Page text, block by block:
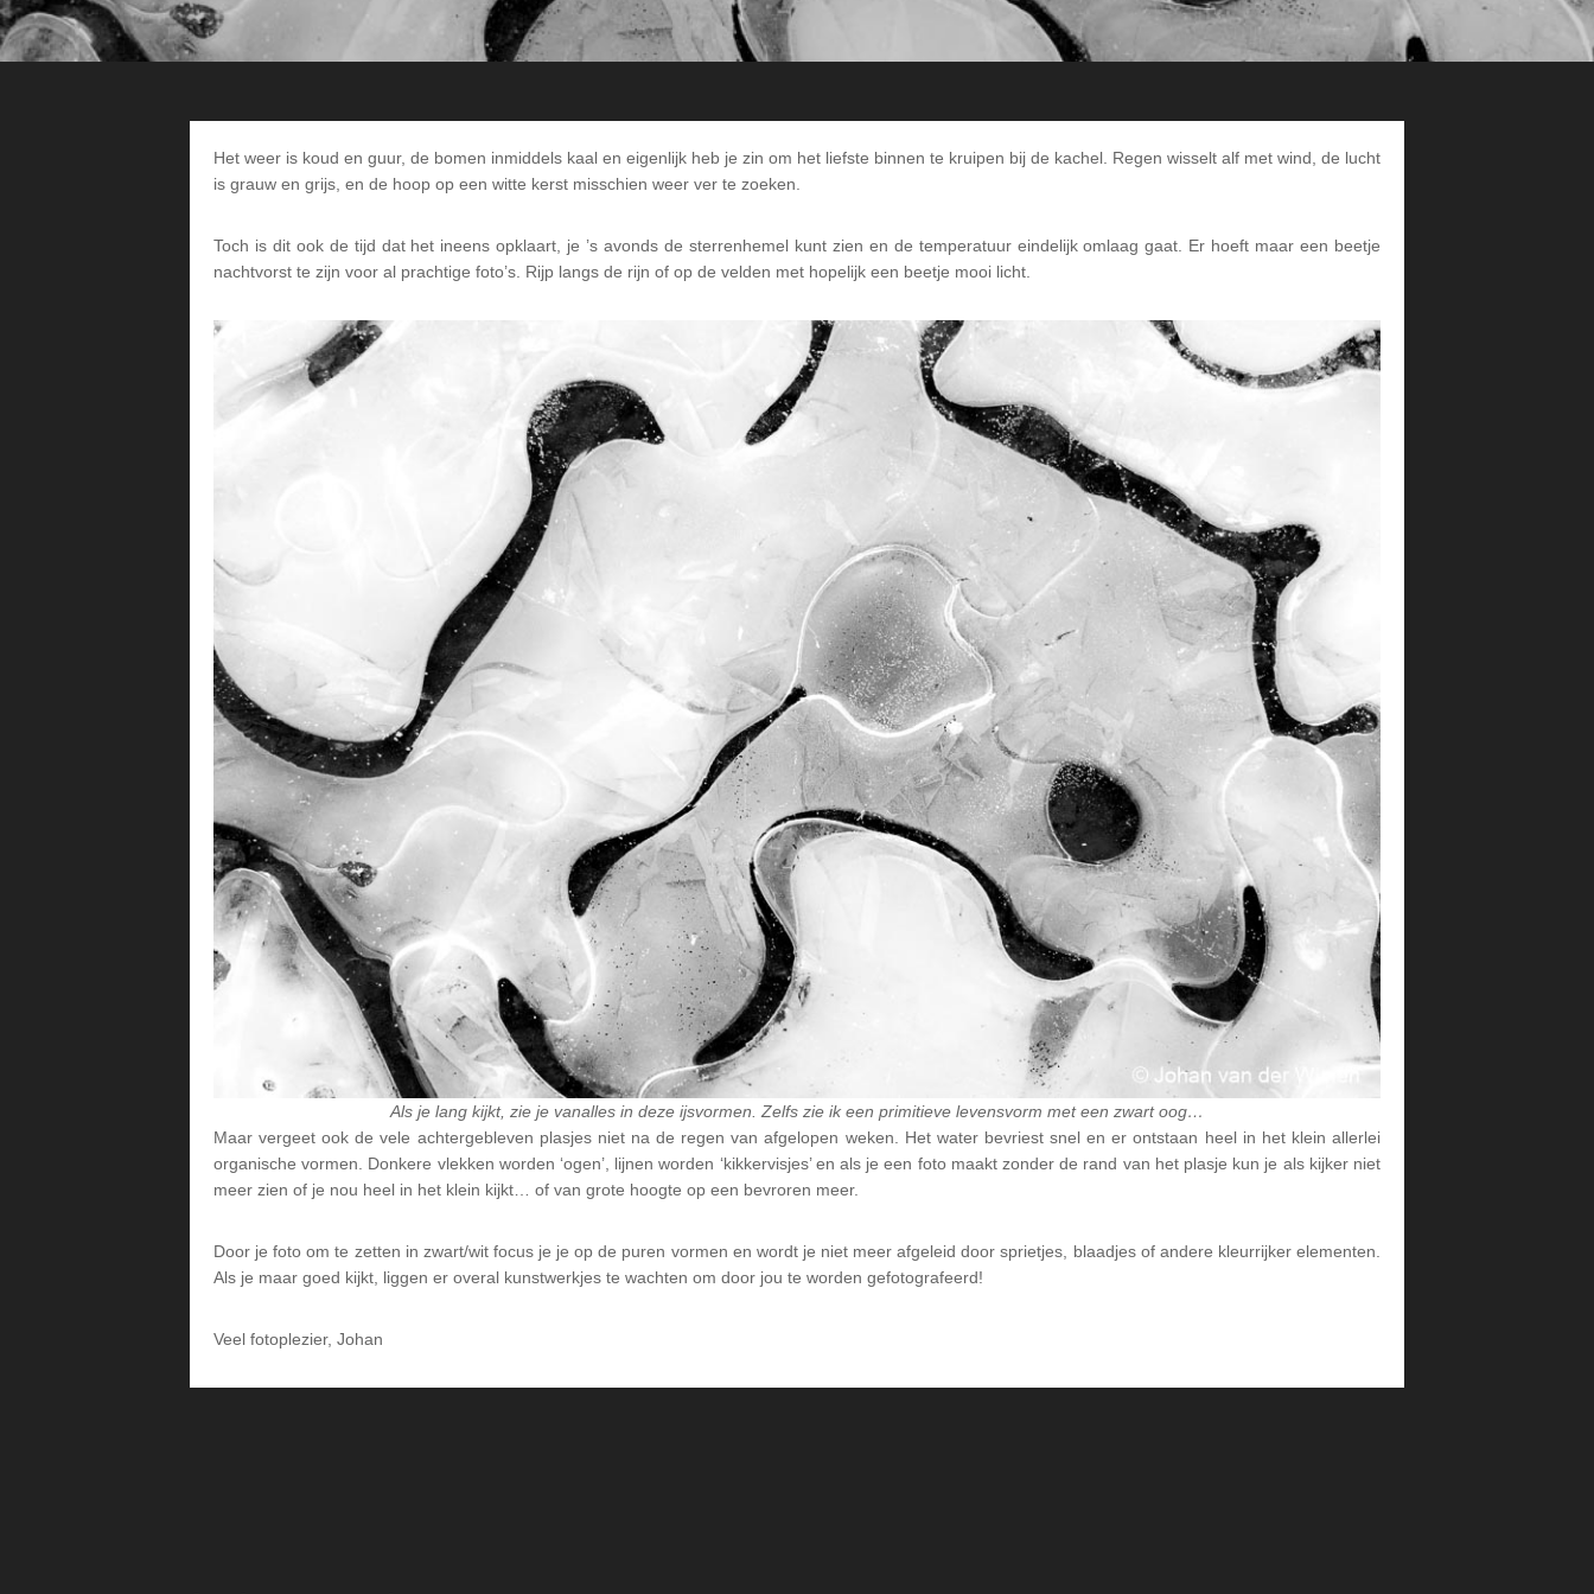
Het weer is koud en guur, de bomen inmiddels kaal en eigenlijk heb je zin om het liefste binnen te kruipen bij de kachel. Regen wisselt alf met wind, de lucht
is grauw en grijs, en de hoop op een witte kerst misschien weer ver te zoeken.
Toch is dit ook de tijd dat het ineens opklaart, je ’s avonds de sterrenhemel kunt zien en de temperatuur eindelijk omlaag gaat. Er hoeft maar een beetje
nachtvorst te zijn voor al prachtige foto’s. Rijp langs de rijn of op de velden met hopelijk een beetje mooi licht.
Als je lang kijkt, zie je vanalles in deze ijsvormen. Zelfs zie ik een primitieve levensvorm met een zwart oog…
Maar vergeet ook de vele achtergebleven plasjes niet na de regen van afgelopen weken. Het water bevriest snel en er ontstaan heel in het klein allerlei
organische vormen. Donkere vlekken worden ‘ogen’, lijnen worden ‘kikkervisjes’ en als je een foto maakt zonder de rand van het plasje kun je als kijker niet
meer zien of je nou heel in het klein kijkt… of van grote hoogte op een bevroren meer.
Door je foto om te zetten in zwart/wit focus je je op de puren vormen en wordt je niet meer afgeleid door sprietjes, blaadjes of andere kleurrijker elementen.
Als je maar goed kijkt, liggen er overal kunstwerkjes te wachten om door jou te worden gefotografeerd!
Veel fotoplezier, Johan